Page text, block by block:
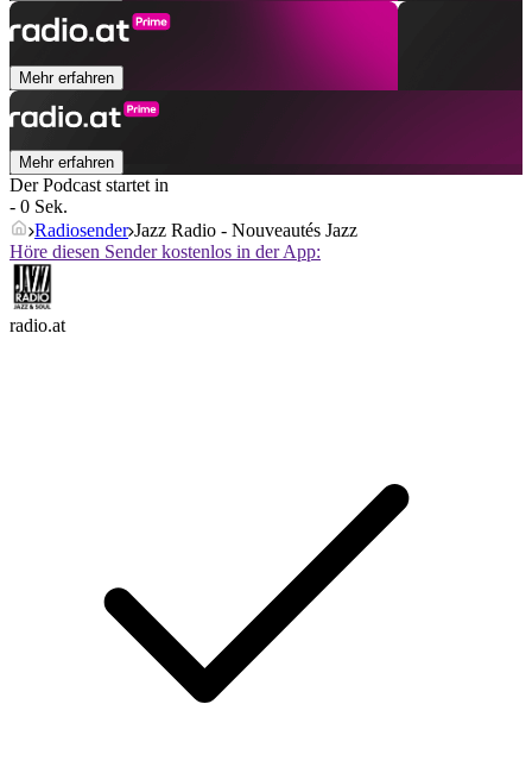
Mehr erfahren
Mehr erfahren
Der Podcast startet in
- 0 Sek.
Radiosender Jazz Radio - Nouveautés Jazz
Höre diesen Sender kostenlos in der App:
radio.at